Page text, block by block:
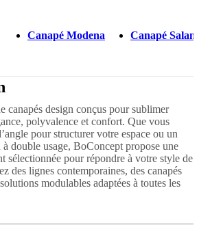
Canapé Modena Canapé
canapés design conçus pour sublimer
polyvalence et confort. Que vous
pour structurer votre espace ou un
double usage, BoConcept propose une
sélectionnée pour répondre à votre style de
des lignes contemporaines, des canapés
modulables adaptées à toutes les